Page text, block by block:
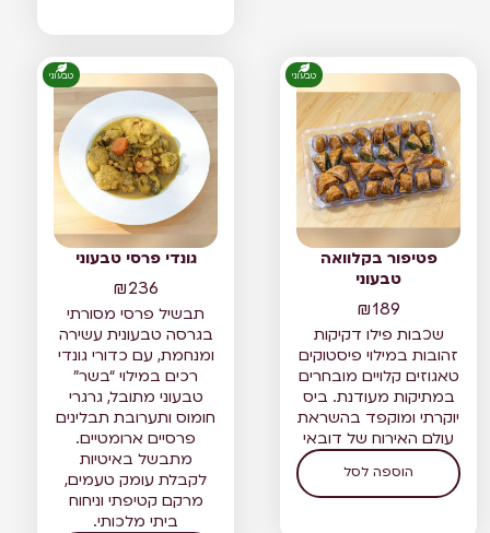
טבעוני
פטיפור בקלוואה
טבעוני
₪189
שכבות פילו דקיקות
זהובות במילוי פיסטוקים
טאגוזים קלויים מובחרים
במתיקות מעודנת. ביס
יוקרתי ומוקפד בהשראת
עולם האירוח של דובאי
הוספה לסל
טבעוני
גונדי פרסי טבעוני
₪236
תבשיל פרסי מסורתי
בגרסה טבעונית עשירה
ומנחמת, עם כדורי גונדי
רכים במילוי “בשר”
טבעוני מתובל, גרגרי
חומוס ותערובת תבלינים
פרסיים ארומטיים.
מתבשל באיטיות
לקבלת עומק טעמים,
מרקם קטיפתי וניחוח
ביתי מלכותי.